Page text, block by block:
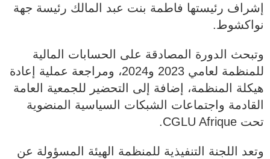
إشراف رئيستها فاطمة بنت عبد المالك رئيسة جهة
نواكشوط.
وتبحث الدورة المصادقة على الحسابات المالية
للمنظمة لعامي 2023 و2024، ومراجعة عملية إعادة
هيكلة المنظمة، إضافة إلى التحضير للجمعية العامة
القادمة واجتماعات الشبكات السياسية المنضوية
تحت CGLU Afrique.
وتعد اللجنة التنفيذية للمنظمة الهيئة المسؤولة عن